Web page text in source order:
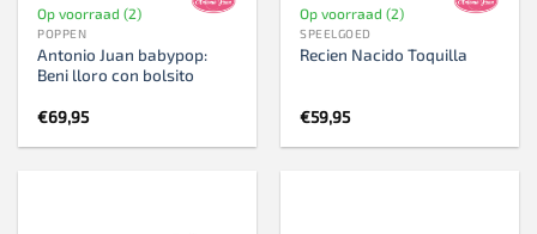
Op voorraad (2)
POPPEN
Antonio Juan babypop:
Beni lloro con bolsito
€69,95
Op voorraad (2)
SPEELGOED
Recien Nacido Toquilla
€59,95